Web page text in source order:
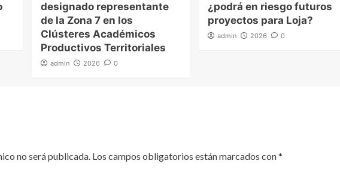
designado representante
de la Zona 7 en los
Clústeres Académicos
Productivos Territoriales
admin 2026 0
¿podrá en riesgo futuros
proyectos para Loja?
admin 2026 0
no será publicada. Los campos obligatorios están marcados con*